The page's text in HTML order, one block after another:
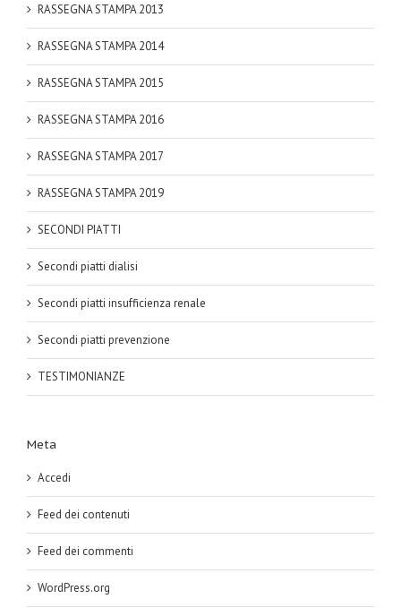
RASSEGNA STAMPA 2013
RASSEGNA STAMPA 2014
RASSEGNA STAMPA 2015
RASSEGNA STAMPA 2016
RASSEGNA STAMPA 2017
RASSEGNA STAMPA 2019
SECONDI PIATTI
Secondi piatti dialisi
Secondi piatti insufficienza renale
Secondi piatti prevenzione
TESTIMONIANZE
Meta
Accedi
Feed dei contenuti
Feed dei commenti
WordPress.org